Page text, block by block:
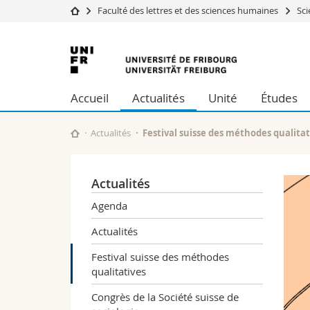
Université
Recherche
Université
Formation continue
Sciences
Lettres et
Sciences
Sciences
Faculté des lettres et des sciences humaines
Université
de
Fribourg
Accueil Actualités Unité Études
Actualités Festival suisse des méthodes
Actualités
Agenda
Actualités
Festival suisse des méthodes
qualitatives
Congrès de la Société suisse de